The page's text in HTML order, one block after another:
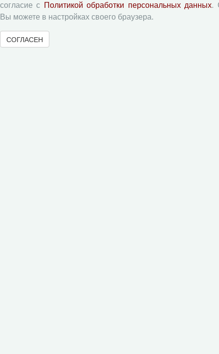
согласие с Политикой обработки персональных данных.
Вы можете в настройках своего браузера.
СОГЛАСЕН